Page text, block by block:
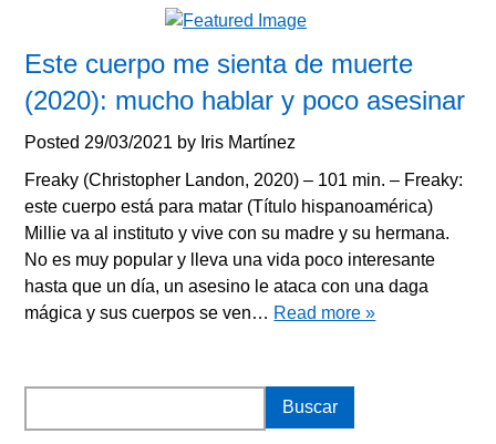
Este cuerpo me sienta de muerte
(2020): mucho hablar y poco asesinar
Posted 29/03/2021 by Iris Martínez
Freaky (Christopher Landon, 2020) – 101 min. – Freaky:
este cuerpo está para matar (Título hispanoamérica)
Millie va al instituto y vive con su madre y su hermana.
No es muy popular y lleva una vida poco interesante
hasta que un día, un asesino le ataca con una daga
mágica y sus cuerpos se ven… Read more »